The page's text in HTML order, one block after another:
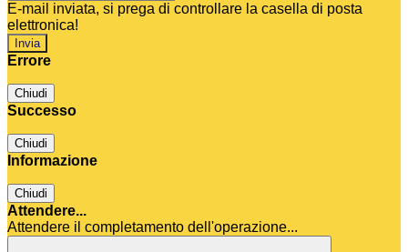
E-mail inviata, si prega di controllare la casella di posta
elettronica!
Errore
Chiudi
Successo
Chiudi
Informazione
Chiudi
Attendere...
Attendere il completamento dell'operazione...